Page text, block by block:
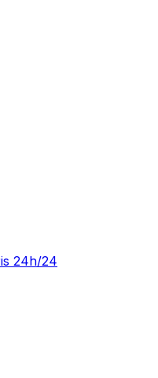
24h/24